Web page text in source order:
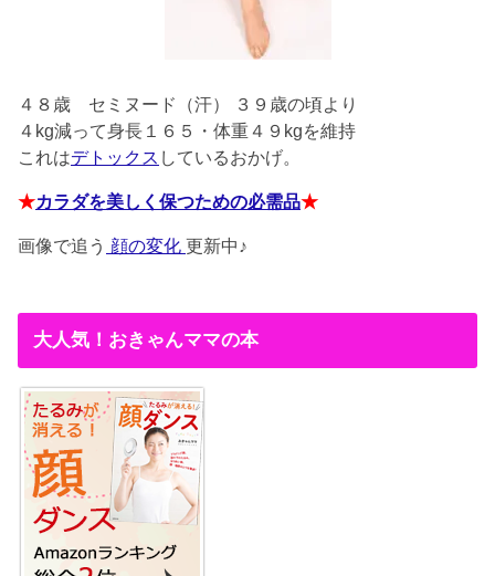
４８歳 セミヌード（汗） ３９歳の頃より
４kg減って身長１６５・体重４９kgを維持
これはデトックス しているおかげ。
★カラダを美しく保つための必需品★
画像で追う 顔の変化 更新中♪
大人気！おきゃんママの本